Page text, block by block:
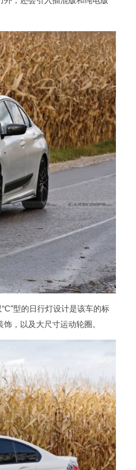
型的日行灯设计是该车的标
，以及大尺寸运动轮圈。